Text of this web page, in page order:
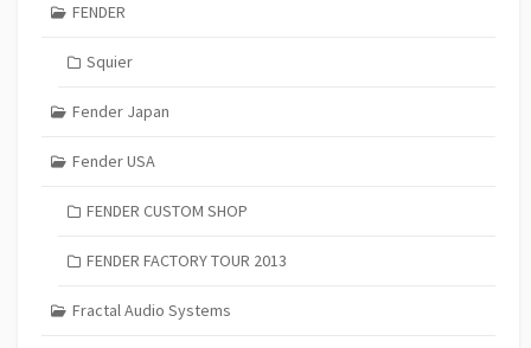
FENDER
Squier
Fender Japan
Fender USA
FENDER CUSTOM SHOP
FENDER FACTORY TOUR 2013
Fractal Audio Systems